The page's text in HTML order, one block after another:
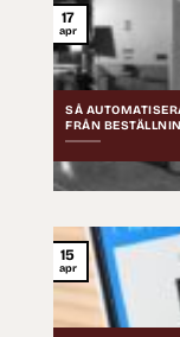
SÅ
FRÅN
17
apr
15
apr